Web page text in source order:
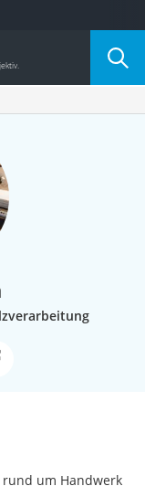
um Handwerk